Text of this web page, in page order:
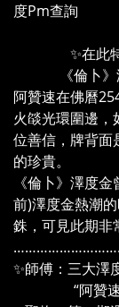
度Pm查詢
✨在此特別
《倫卜》澤
阿贊速在佛曆
火燄光環圍邊，
位善信，牌背面
的珍貴。
《倫卜》澤度
前)澤度金熱潮
銖，可見此期非
✨師傅：三大澤
“阿贊速(